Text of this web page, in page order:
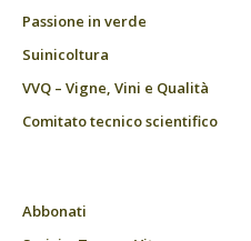
Passione in verde
Suinicoltura
VVQ – Vigne, Vini e Qualità
Comitato tecnico scientifico
Abbonati